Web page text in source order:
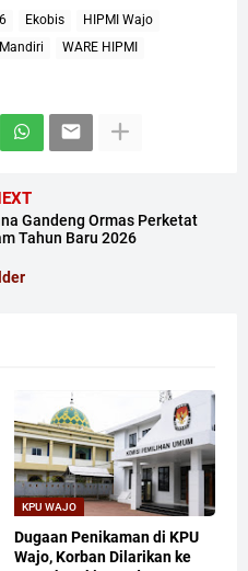
Ekobis
HIPMI Wajo
WARE HIPMI
Gandeng Ormas Perketat
Tahun Baru 2026
KPU WAJO
Dugaan Penikaman di KPU
Wajo, Korban Dilarikan ke